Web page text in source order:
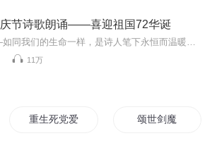
节诗歌朗诵——喜迎祖国72华诞
11万
重生死党爱上我 颂世剑魔